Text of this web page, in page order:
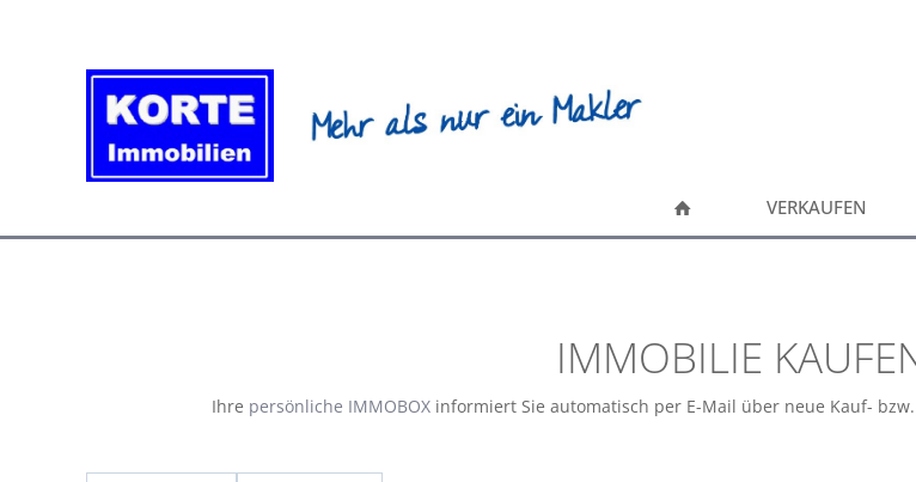
VERKAUFEN
IMMOBILIE
Ihre persönliche IMMOBOX informiert Sie automatisch per E-Mail über neue Kauf-